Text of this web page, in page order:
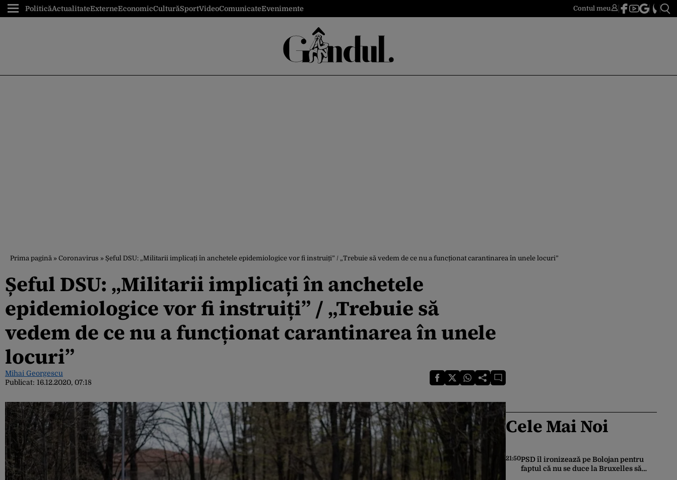
PoliticăActualitateExterneEconomicCulturăSportVideoComunicateEvenimente Contul meu
Prima pagină » Coronavirus » Șeful DSU: „Militarii implicați în anchetele epidemiologice vor fi instruiți” / „Trebuie să vedem de ce nu a funcționat carantinarea în unele locuri”
Șeful DSU: „Militarii implicați în anchetele
epidemiologice vor fi instruiți” / „Trebuie să
vedem de ce nu a funcționat carantinarea în unele
locuri”
Mihai Georgescu
Publicat: 16.12.2020, 07:18
Cele Mai Noi
21:50PSD îl ironizează pe Bolojan pentru
faptul că nu se duce la Bruxelles să